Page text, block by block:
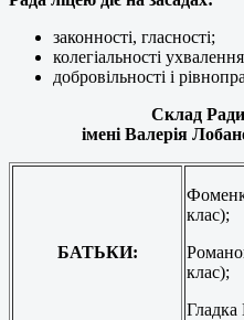
законності, гласності;
колегіальності
добровільності і
Склад
імені Валерія
БАТЬКИ:
клас);
клас);
Гладка